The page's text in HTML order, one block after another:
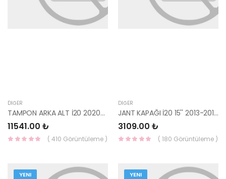
DIĞER
TAMPON ARKA ALT İ20 2020- 86612-Q0010-MOBIS-S
11541.00 ₺
( 410 Görüntüleme )
DIĞER
JANT KAPAĞI İ20 15'' 2013-2014 ( 1 ADET ) 52960-1J105-HMC
3109.00 ₺
( 180 Görüntüleme )
YENI YENI